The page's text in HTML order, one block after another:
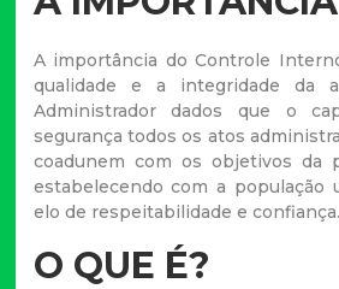
M
u
n
i
c
A importância do Controle
qualidade e a integridade da
Administrador dados que o
segurança todos os atos
coadunem com os objetivos da
estabelecendo com a população
elo de respeitabilidade e confiança.
O QUE É?